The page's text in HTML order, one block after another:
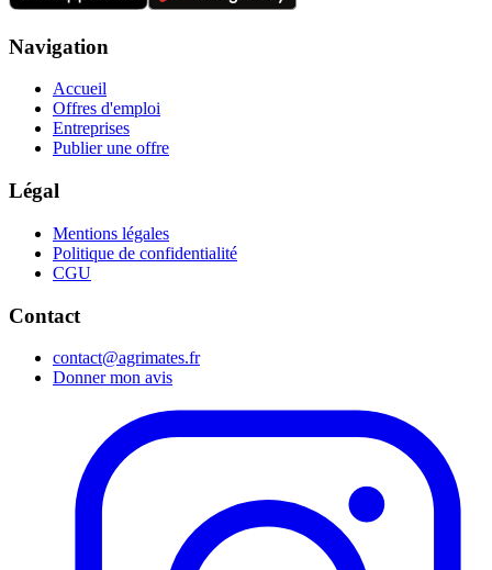
Navigation
Accueil
Offres d'emploi
Entreprises
Publier une offre
Légal
Mentions légales
Politique de confidentialité
CGU
Contact
contact@agrimates.fr
Donner mon avis